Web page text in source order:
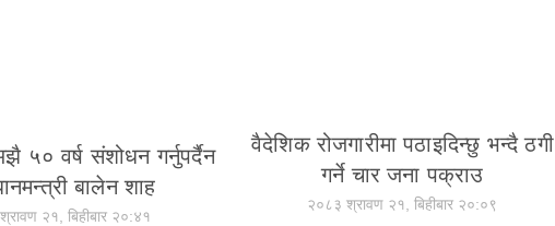
५० वर्ष संशोधन गर्नुपर्दैन
बालेन शाह
२१, बिहीबार २०:४१
वैदेशिक रोजगारीमा पठाइदिन्छु भन्दै ठगी
गर्ने चार जना पक्राउ
२०८३ श्रावण २१, बिहीबार २०:०९